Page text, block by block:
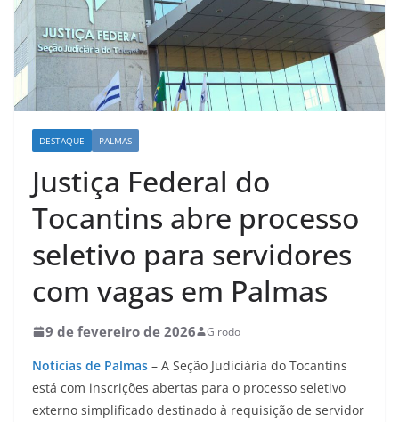
DESTAQUE PALMAS
Justiça Federal do
Tocantins abre processo
seletivo para servidores
com vagas em Palmas
9 de fevereiro de 2026 Girodo
Notícias de Palmas – A Seção Judiciária do Tocantins
está com inscrições abertas para o processo seletivo
externo simplificado destinado à requisição de servidor